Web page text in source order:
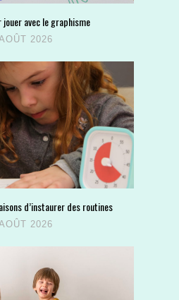
jouer avec le graphisme
2026
d’instaurer des routines
2026